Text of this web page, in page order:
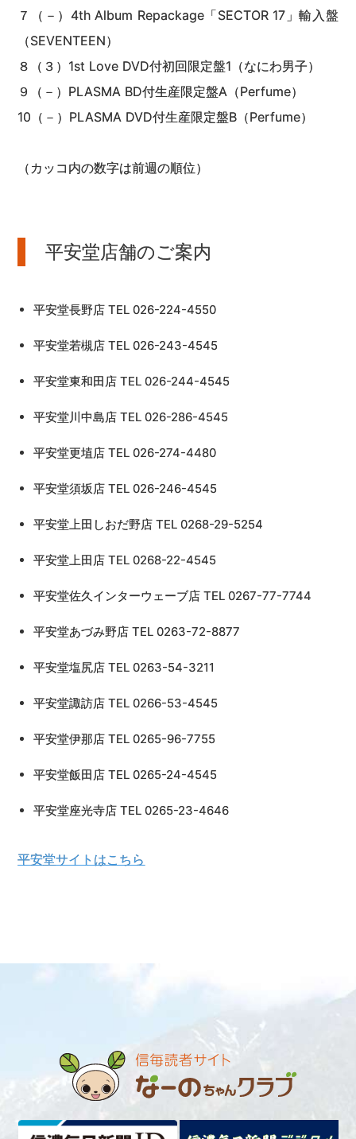
７（－）4th Album Repackage「SECTOR 17」輸入盤
（SEVENTEEN）
８（３）1st Love DVD付初回限定盤1（なにわ男子）
９（－）PLASMA BD付生産限定盤A（Perfume）
10（－）PLASMA DVD付生産限定盤B（Perfume）
（カッコ内の数字は前週の順位）
平安堂店舗のご案内
平安堂長野店 TEL 026-224-4550
平安堂若槻店 TEL 026-243-4545
平安堂東和田店 TEL 026-244-4545
平安堂川中島店 TEL 026-286-4545
平安堂更埴店 TEL 026-274-4480
平安堂須坂店 TEL 026-246-4545
平安堂上田しおだ野店 TEL 0268-29-5254
平安堂上田店 TEL 0268-22-4545
平安堂佐久インターウェーブ店 TEL 0267-77-7744
平安堂あづみ野店 TEL 0263-72-8877
平安堂塩尻店 TEL 0263-54-3211
平安堂諏訪店 TEL 0266-53-4545
平安堂伊那店 TEL 0265-96-7755
平安堂飯田店 TEL 0265-24-4545
平安堂座光寺店 TEL 0265-23-4646
平安堂サイトはこちら